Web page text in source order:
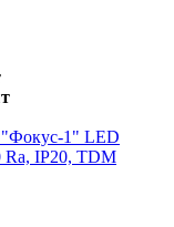
"Фокус-1" LED
Ra, IP20, TDM